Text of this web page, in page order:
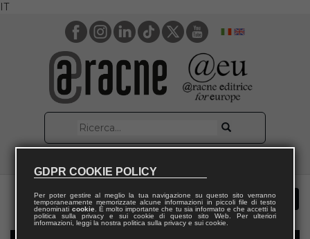
IT
GDPR COOKIE POLICY
Per poter gestire al meglio la tua navigazione su questo sito verranno
temporaneamente memorizzate alcune informazioni in piccoli file di testo
denominati cookie. È molto importante che tu sia informato e che accetti la
politica sulla privacy e sui cookie di questo sito Web. Per ulteriori
informazioni, leggi la nostra politica sulla privacy e sui cookie.